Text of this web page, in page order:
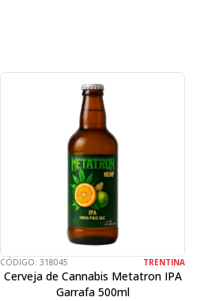
CÓDIGO:318045 TRENTINA
Cerveja de Cannabis Metatron IPA
Garrafa 500ml